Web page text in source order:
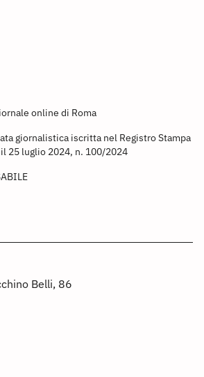
online di Roma
giornalistica iscritta nel Registro Stampa
25 luglio 2024, n. 100/2024
Belli, 86